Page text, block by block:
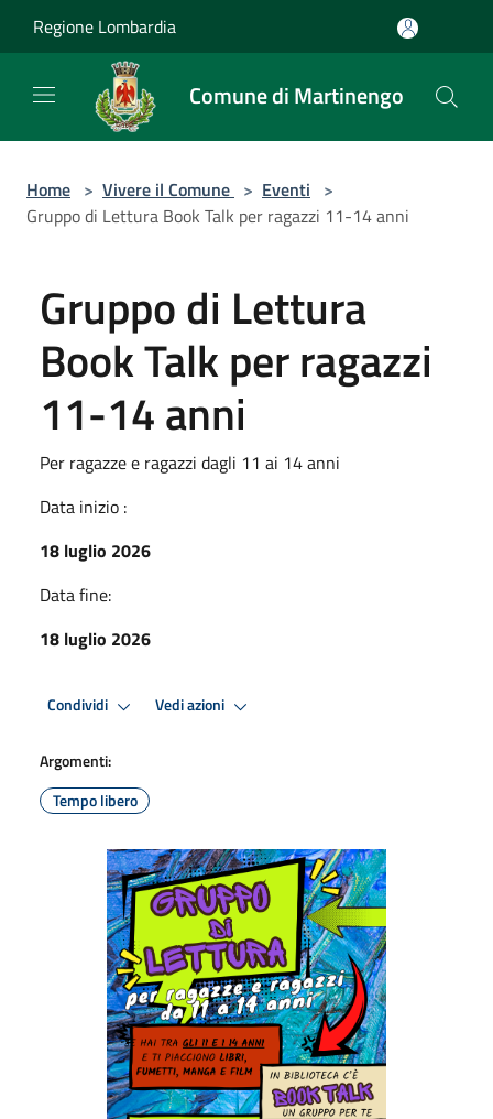
Regione Lombardia
Comune di Martinengo
Home > Vivere il Comune > Eventi >
Gruppo di Lettura Book Talk per ragazzi 11-14 anni
Gruppo di Lettura
Book Talk per ragazzi
11-14 anni
Per ragazze e ragazzi dagli 11 ai 14 anni
Data inizio :
18 luglio 2026
Data fine:
18 luglio 2026
Condividi Vedi azioni
Argomenti:
Tempo libero